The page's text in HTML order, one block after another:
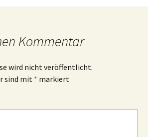
Kommentar
wird nicht veröffentlicht.
sind mit * markiert